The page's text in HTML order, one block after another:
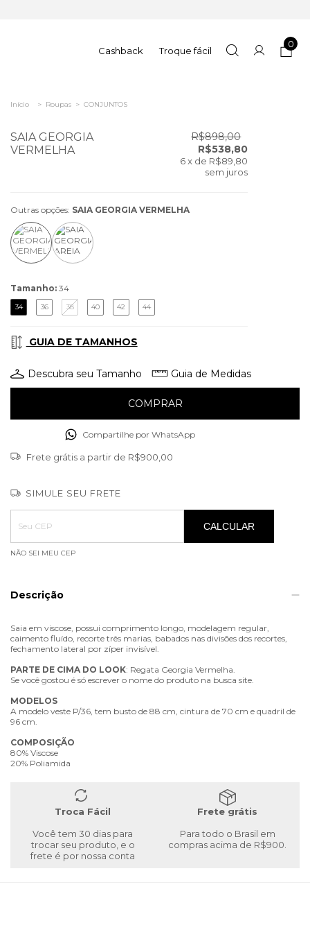
Cashback Troque fácil
0
Início > Roupas > CONJUNTOS
SAIA GEORGIA
VERMELHA
R$898,00
R$538,80
6 x de R$89,80
sem juros
Outras opções: SAIA GEORGIA VERMELHA
Tamanho: 34
34 36 38 40 42 44
GUIA DE TAMANHOS
Descubra seu Tamanho Guia de Medidas
Compartilhe por WhatsApp
Frete grátis a partir de R$900,00
SIMULE SEU FRETE
Entregas para o CEP:
ALTERAR CEP
CALCULAR
NÃO SEI MEU CEP
Descrição
Saia em viscose, possui comprimento longo, modelagem regular,
caimento fluído, recorte três marias, babados nas divisões dos recortes,
fechamento lateral por zíper invisível.
PARTE DE CIMA DO LOOK: Regata Georgia Vermelha.
Se você gostou é só escrever o nome do produto na busca site.
MODELOS
A modelo veste P/36, tem busto de 88 cm, cintura de 70 cm e quadril de
96 cm.
COMPOSIÇÃO
80% Viscose
20% Poliamida
Troca Fácil
Você tem 30 dias para
trocar seu produto, e o
frete é por nossa conta
Frete grátis
Para todo o Brasil em
compras acima de R$900.